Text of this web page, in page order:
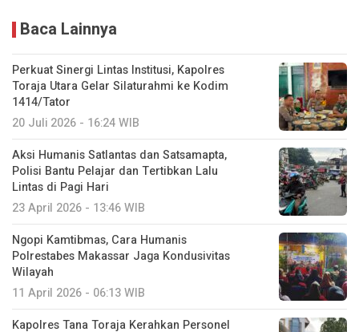
Baca Lainnya
Perkuat Sinergi Lintas Institusi, Kapolres
Toraja Utara Gelar Silaturahmi ke Kodim
1414/Tator
20 Juli 2026 - 16:24 WIB
Aksi Humanis Satlantas dan Satsamapta,
Polisi Bantu Pelajar dan Tertibkan Lalu
Lintas di Pagi Hari
23 April 2026 - 13:46 WIB
Ngopi Kamtibmas, Cara Humanis
Polrestabes Makassar Jaga Kondusivitas
Wilayah
11 April 2026 - 06:13 WIB
Kapolres Tana Toraja Kerahkan Personel